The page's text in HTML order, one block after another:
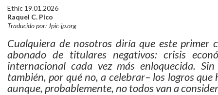
Ethic 19.01.2026
Raquel C. Pico
Traducido por: Jpic-jp.org
Cualquiera de nosotros diría que este primer
abonado de titulares negativos: crisis
internacional cada vez más enloquecida.
también, por qué no, a celebrar– los logros
aunque, probablemente, no todos van a